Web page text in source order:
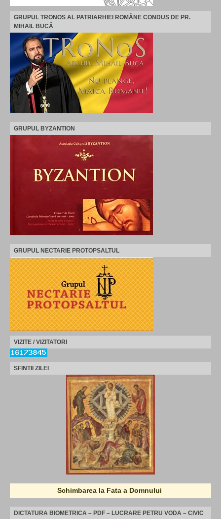
GRUPUL TRONOS AL PATRIARHIEI ROMÂNE CONDUS DE PR.
MIHAIL BUCĂ
GRUPUL BYZANTION
GRUPUL NECTARIE PROTOPSALTUL
VIZITE / VIZITATORI
SFINTII ZILEI
Schimbarea la Fata a Domnului
DICTATURA BIOMETRICA – PDF – LUCRARE PETRU VODA – CIVIC